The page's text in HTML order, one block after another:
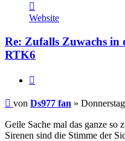
von
Ds977
fan
Website
Re: Zufalls Zuwachs in
RTK6
Beitrag
von Ds977 fan »
Geile Sache mal das ganze so
Sirenen sind die Stimme der